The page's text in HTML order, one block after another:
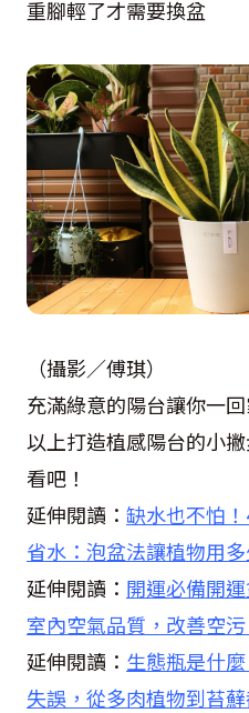
重腳輕了才需要換盆
（攝影／傅琪）
充滿綠意的陽台讓你一
以上打造植感陽台的小
看吧！
延伸閱讀： 缺水也不怕
省水：泡盆法讓植物用
延伸閱讀： 開運必備開
室內空氣品質，改善空污
延伸閱讀： 生態瓶是什
失誤，從多肉植物到苔